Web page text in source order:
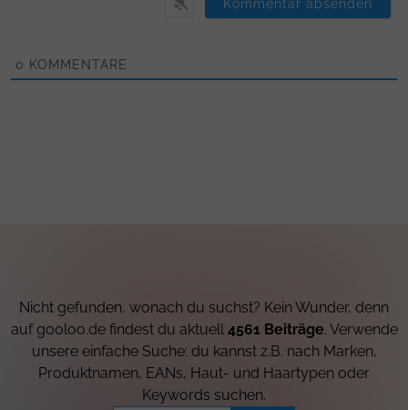
0 KOMMENTARE
Nicht gefunden, wonach du suchst? Kein Wunder, denn
auf gooloo.de findest du aktuell 4561 Beiträge. Verwende
unsere einfache Suche: du kannst z.B. nach Marken,
Produktnamen, EANs, Haut- und Haartypen oder
Keywords suchen.